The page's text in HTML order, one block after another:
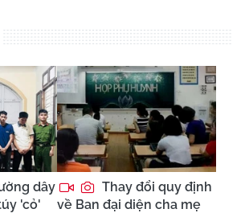
dây
'cỏ'
Thay đổi quy định
về Ban đại diện cha mẹ